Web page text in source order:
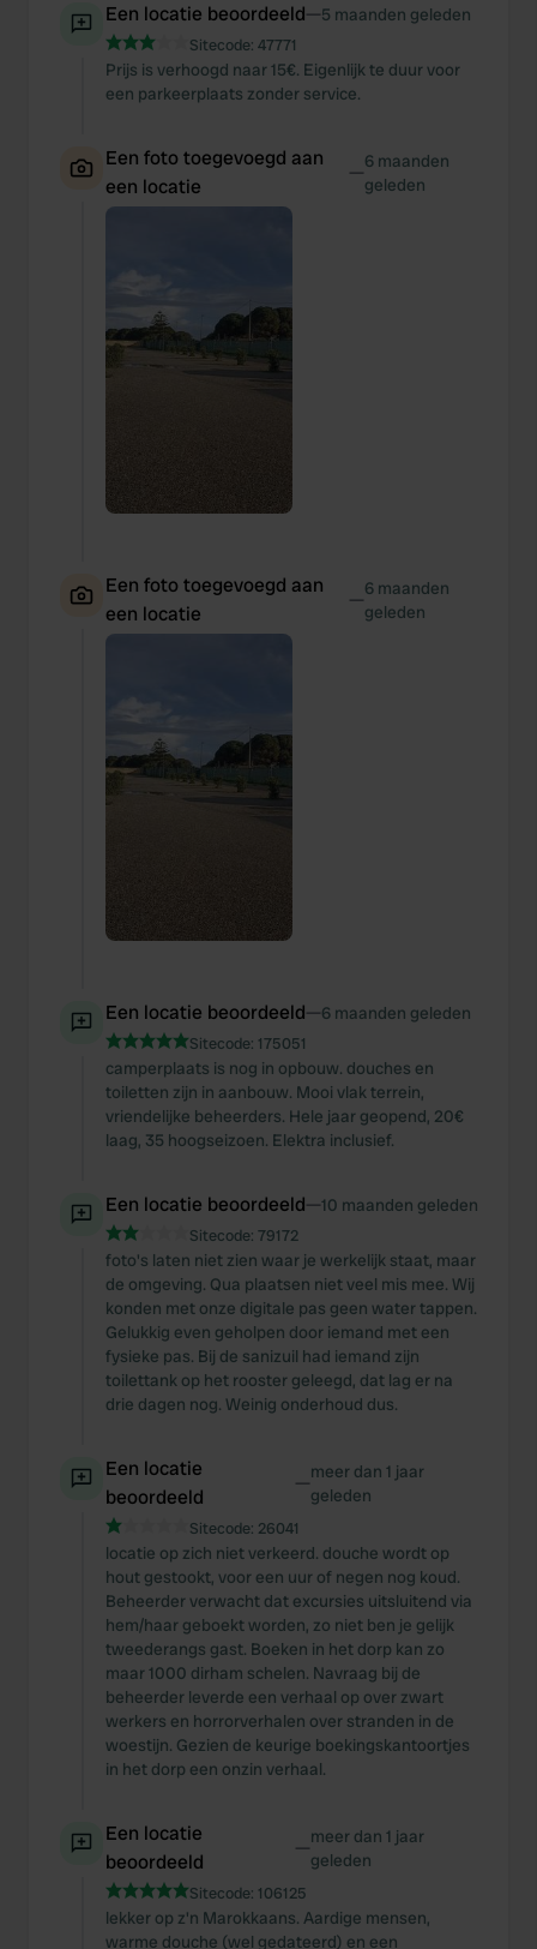
Een locatie beoordeeld—5 maanden geleden
Sitecode: 47771
Prijs is verhoogd naar 15€. Eigenlijk te duur voor
een parkeerplaats zonder service.
Een foto toegevoegd aan
een locatie
—6 maanden
geleden
Een foto toegevoegd aan
een locatie
—6 maanden
geleden
Een locatie beoordeeld—6 maanden geleden
Sitecode: 175051
camperplaats is nog in opbouw. douches en
toiletten zijn in aanbouw. Mooi vlak terrein,
vriendelijke beheerders. Hele jaar geopend, 20€
laag, 35 hoogseizoen. Elektra inclusief.
Een locatie beoordeeld—10 maanden geleden
Sitecode: 79172
foto's laten niet zien waar je werkelijk staat, maar
de omgeving. Qua plaatsen niet veel mis mee. Wij
konden met onze digitale pas geen water tappen.
Gelukkig even geholpen door iemand met een
fysieke pas. Bij de sanizuil had iemand zijn
toilettank op het rooster geleegd, dat lag er na
drie dagen nog. Weinig onderhoud dus.
Een locatie
beoordeeld
—meer dan 1 jaar
geleden
Sitecode: 26041
locatie op zich niet verkeerd. douche wordt op
hout gestookt, voor een uur of negen nog koud.
Beheerder verwacht dat excursies uitsluitend via
hem/haar geboekt worden, zo niet ben je gelijk
tweederangs gast. Boeken in het dorp kan zo
maar 1000 dirham schelen. Navraag bij de
beheerder leverde een verhaal op over zwart
werkers en horrorverhalen over stranden in de
woestijn. Gezien de keurige boekingskantoortjes
in het dorp een onzin verhaal.
Een locatie
beoordeeld
—meer dan 1 jaar
geleden
Sitecode: 106125
lekker op z'n Marokkaans. Aardige mensen,
warme douche (wel gedateerd) en een